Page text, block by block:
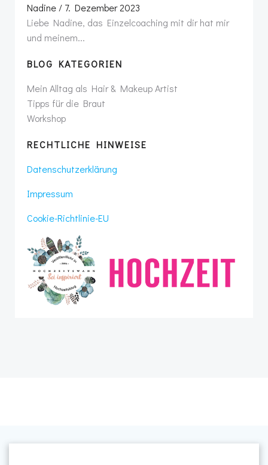
Nadine / 7. Dezember 2023
Liebe Nadine, das Einzelcoaching mit dir hat mir
und meinem...
BLOG KATEGORIEN
Mein Alltag als Hair & Makeup Artist
Tipps für die Braut
Workshop
RECHTLICHE HINWEISE
Datenschutzerklärung
Impressum
Cookie-Richtlinie-EU